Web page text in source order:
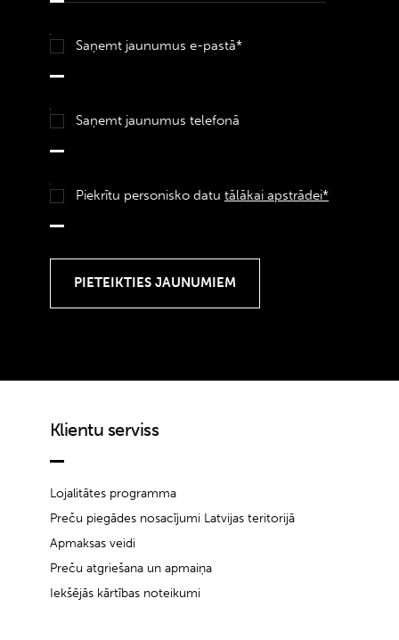
Saņemt jaunumus e-pastā*
Saņemt jaunumus telefonā
Piekrītu personisko datu tālākai apstrādei*
Klientu serviss
Lojalitātes programma
Preču piegādes nosacījumi Latvijas teritorijā
Apmaksas veidi
Preču atgriešana un apmaiņa
Iekšējās kārtības noteikumi